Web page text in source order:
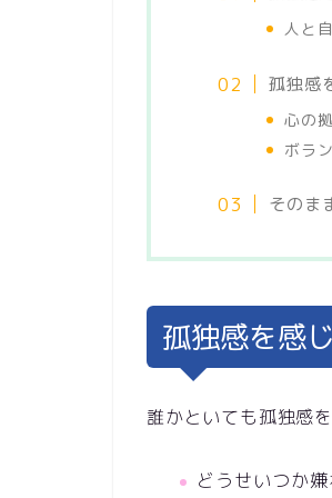
人と
孤独感
心の
ボラ
そのま
孤独感を感
誰かといても孤独感
どうせいつか